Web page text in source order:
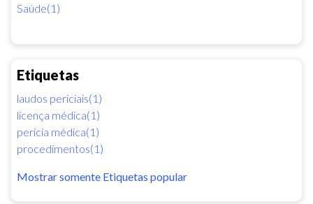
Saúde(1)
Etiquetas
laudos periciais(1)
licença médica(1)
perícia médica(1)
procedimentos(1)
Mostrar somente Etiquetas popular